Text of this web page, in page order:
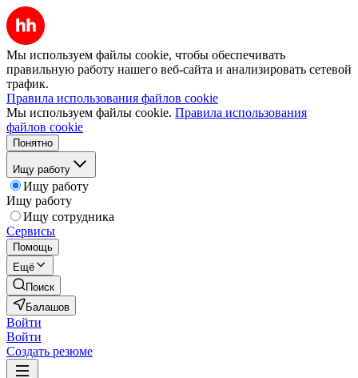
Мы используем файлы cookie, чтобы обеспечивать
правильную работу нашего веб-сайта и анализировать сетевой
трафик.
Правила использования файлов cookie
Мы используем файлы cookie. Правила использования
файлов cookie
Понятно
Ищу работу
Ищу работу
Ищу работу
Ищу сотрудника
Сервисы
Помощь
Ещё
Поиск
Балашов
Войти
Войти
Создать резюме